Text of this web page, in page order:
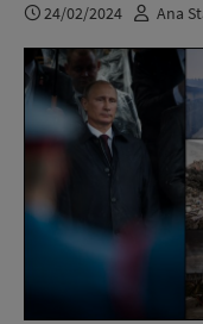
24/02/2024 Ana